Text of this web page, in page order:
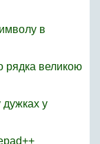
в
рядка великою
дужках у